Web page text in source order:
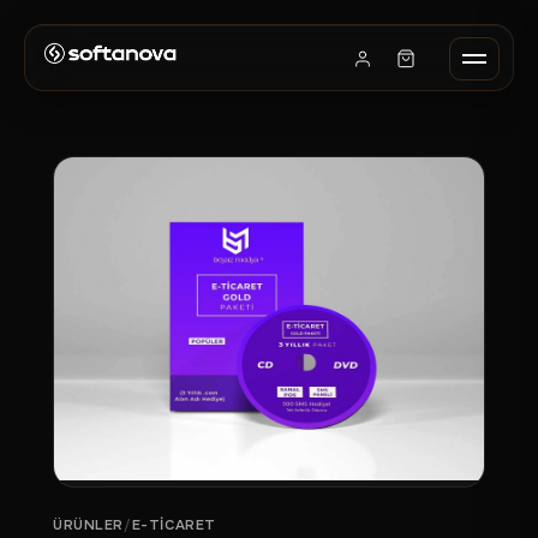
ÜRÜNLER /E-TICARET